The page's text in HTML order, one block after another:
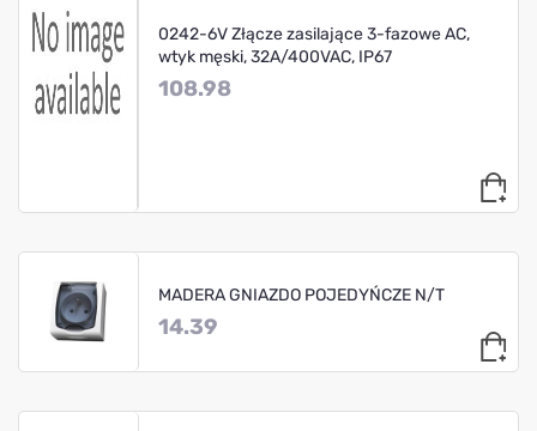
0242-6V Złącze zasilające 3-fazowe AC,
wtyk męski, 32A/400VAC, IP67
108.98
MADERA GNIAZDO POJEDYŃCZE N/T
14.39